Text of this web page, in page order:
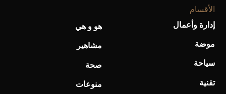
أحذية Mary Jane: ترف وأناقة للرجال
الأقسام
إدارة وأعمال
موضة
سياحة
تقنية
هو و هي
مشاهير
صحة
منوعات